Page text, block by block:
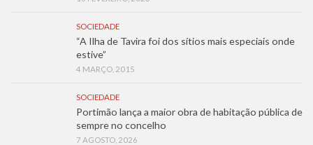
SOCIEDADE
“A Ilha de Tavira foi dos sítios mais especiais onde
estive”
4 MARÇO, 2015
SOCIEDADE
Portimão lança a maior obra de habitação pública de
sempre no concelho
7 AGOSTO, 2026